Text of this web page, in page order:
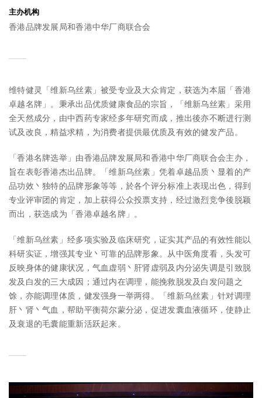
主办机构
香港品牌发展局和香港中华厂商联合会
维特健灵「维新乌丝素」被受专业及大众肯定，获选为本届「香港
卓越名牌」。秉承出品优质健康食品的宗旨，「维新乌丝素」采用
全天然成分，由中西药专家经多年研究而成，推出後亦不断进行测
试及改良，精益求精，为消费者提供最优质及有效的健发产品。
「香港名牌选举」由香港品牌发展局和香港中华厂商联合会主办，
旨在表彰香港杰出品牌。「维新乌丝素」凭着卓越品质丶显着的产
品功效丶独特的品牌形象等等，於各个评分标准上表现出色，得到
专业评审团的肯定，加上获得公众投票支持，经过激烈竞争後脱颖
而出，获选成为「香港卓越名牌」。
「维新乌丝素」经多项实验及临床研究，证实其产品的有效性能以
科研实证，增强其专业丶可靠的品牌形象。从中医角度看，头发可
反映身体的健康状况，气血虚弱丶肝肾虚弱及内分泌失调是引致脱
发及白发的三大成因；通过内在调理，能挽救脱发及白发问题之
馀，亦能调理体质，健发强身一举两得。「维新乌丝素」针对调理
肝丶肾丶气血，帮助平衡荷尔蒙分泌，促进发囊血液循环，使静止
及衰退的毛囊能重新活跃起来。